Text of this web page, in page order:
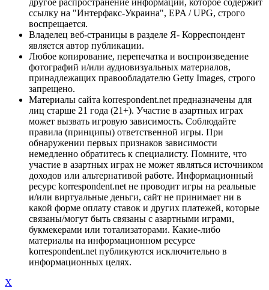
другое распространение информации, которое содержит
ссылку на "Интерфакс-Украина", EPA / UPG, строго
воспрещается.
Владелец веб-страницы в разделе Я- Корреспондент
является автор публикации.
Любое копирование, перепечатка и воспроизведение
фотографий и/или аудиовизуальных материалов,
принадлежащих правообладателю Getty Images, строго
запрещено.
Материалы сайта korrespondent.net предназначены для
лиц старше 21 года (21+). Участие в азартных играх
может вызвать игровую зависимость. Соблюдайте
правила (принципы) ответственной игры. При
обнаружении первых признаков зависимости
немедленно обратитесь к специалисту. Помните, что
участие в азартных играх не может являться источником
доходов или альтернативой работе. Информационный
ресурс korrespondent.net не проводит игры на реальные
и/или виртуальные деньги, сайт не принимает ни в
какой форме оплату ставок и других платежей, которые
связаны/могут быть связаны с азартными играми,
букмекерами или тотализаторами. Какие-либо
материалы на информационном ресурсе
korrespondent.net публикуются исключительно в
информационных целях.
X